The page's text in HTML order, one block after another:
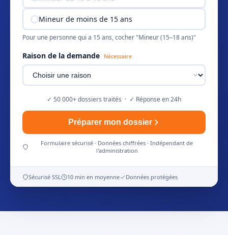
Mineur de moins de 15 ans
Pour une personne qui a 15 ans, cocher "Mineur (15–18 ans)"
Raison de la demande Nécessaire
✓ 50 000+ dossiers traités · ✓ Réponse en 24h
Préparer mon dossier
Formulaire sécurisé · Données chiffrées · Indépendant de
l'administration
Sécurisé SSL 10 min en moyenne Données protégées